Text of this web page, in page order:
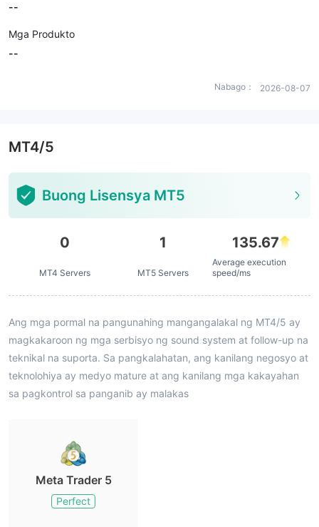
--
Mga Produkto
--
Nabago： 2026-08-07
MT4/5
Buong Lisensya MT5
0
MT4 Servers
1
MT5 Servers
135.67
Average execution
speed/ms
Ang mga pormal na pangunahing mangangalakal ng MT4/5 ay
magkakaroon ng mga serbisyo ng sound system at follow-up na
teknikal na suporta. Sa pangkalahatan, ang kanilang negosyo at
teknolohiya ay medyo mature at ang kanilang mga kakayahan
sa pagkontrol sa panganib ay malakas
Meta Trader 5
Perfect